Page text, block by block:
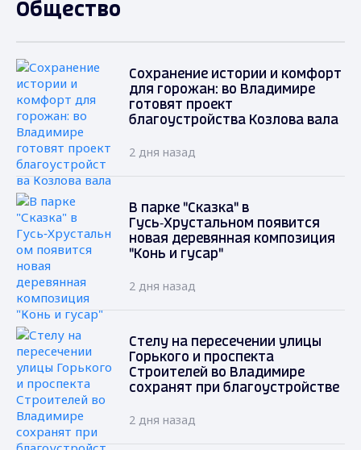
Общество
Сохранение истории и комфорт
для горожан: во Владимире
готовят проект
благоустройства Козлова вала
2 дня назад
В парке "Сказка" в
Гусь‑Хрустальном появится
новая деревянная композиция
"Конь и гусар"
2 дня назад
Стелу на пересечении улицы
Горького и проспекта
Строителей во Владимире
сохранят при благоустройстве
2 дня назад